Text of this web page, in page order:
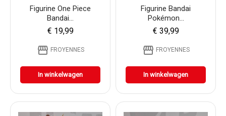
Figurine One Piece
Bandai...
€ 19,99
storefront FROYENNES
In winkelwagen
Figurine Bandai
Pokémon...
€ 39,99
storefront FROYENNES
In winkelwagen